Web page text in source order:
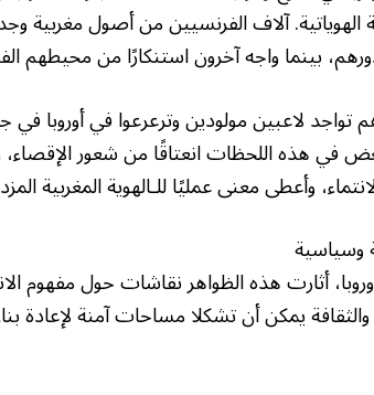
الهوياتية. آلاف الفرنسيين من أصول
بينما واجه آخرون استنكارًا من محيطهم
تواجد لاعبين مولودين وترعرعوا في أوروبا
في هذه اللحظات انعتاقًا من شعور
وأعطى معنى عمليًا للـالهوية المغربية
وسياسية
أثارت هذه الظواهر نقاشات حول مفهوم
يمكن أن تشكلا مساحات آمنة لإعادة